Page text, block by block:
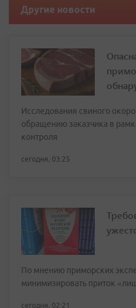
Другие новости
Исследования свиного
обращению заказчика в
контроля
сегодня, 03:25
По мнению приморских
минимизировать приток
сегодня, 02:21